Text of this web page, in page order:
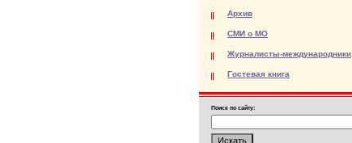
Архив
СМИ о МО
Журналисты-международники
Гостевая книга
Поиск по сайту: